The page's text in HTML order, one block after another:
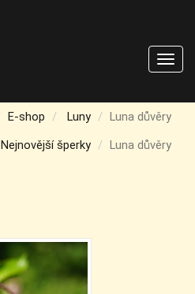
E-shop Luny
Luna důvěry
Nejnovější šperky Luna důvěry